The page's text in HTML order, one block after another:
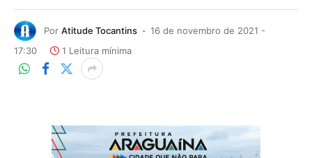
Por Atitude Tocantins
16 de novembro de 2021 -
17:30
1 Leitura mínima